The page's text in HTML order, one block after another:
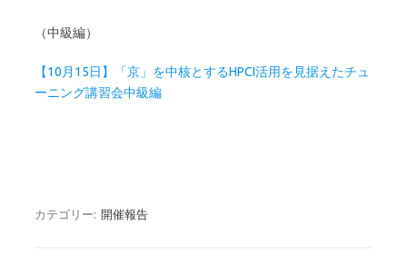
（中級編）
【10月15日】「京」を中核とするHPCI活用を見据えたチュ
ーニング講習会中級編
カテゴリー: 開催報告